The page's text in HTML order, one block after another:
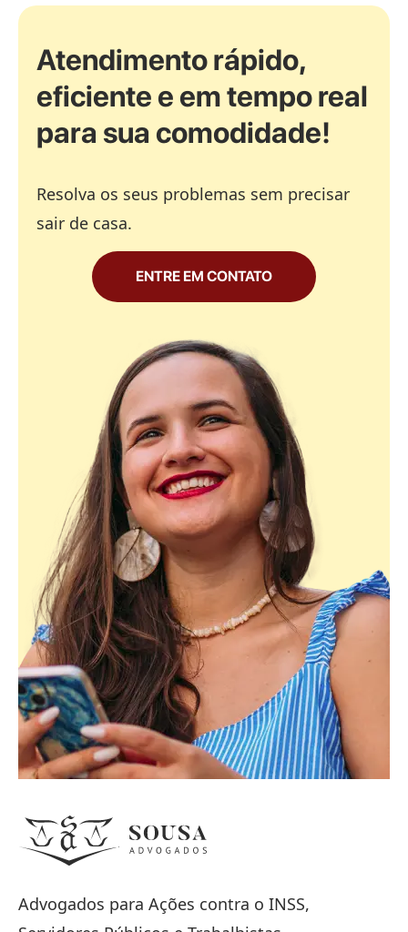
Atendimento rápido,
eficiente e em tempo real
para sua comodidade!
Resolva os seus problemas sem precisar
sair de casa.
ENTRE EM CONTATO
Advogados para Ações contra o INSS,